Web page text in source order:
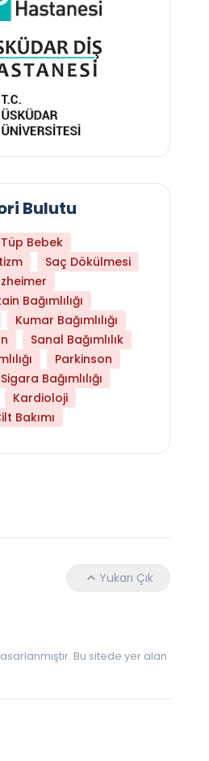
Bulutu
Tüp Bebek
Saç Dökülmesi
Bağımlılığı
Kumar Bağımlılığı
Sanal Bağımlılık
Parkinson
Sigara Bağımlılığı
Kardioloji
Bakımı
Yukarı Çık
Bu sitede yer alan